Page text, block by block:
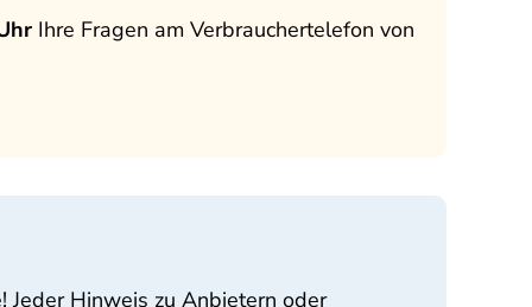
Ihre Fragen am Verbrauchertelefon von
Jeder Hinweis zu Anbietern oder